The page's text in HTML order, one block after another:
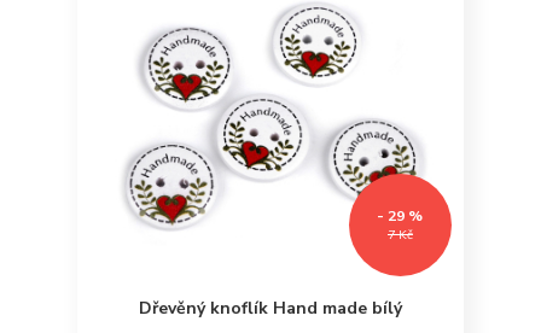
7 Kč
- 29 %
Dřevěný knoflík Hand made bílý